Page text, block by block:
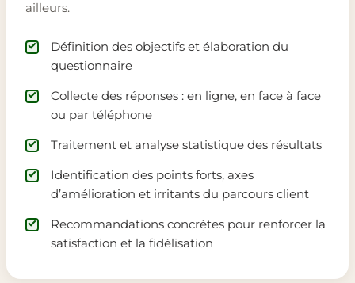
ailleurs.
Définition des objectifs et élaboration du
questionnaire
Collecte des réponses : en ligne, en face à face
ou par téléphone
Traitement et analyse statistique des résultats
Identification des points forts, axes
d’amélioration et irritants du parcours client
Recommandations concrètes pour renforcer la
satisfaction et la fidélisation